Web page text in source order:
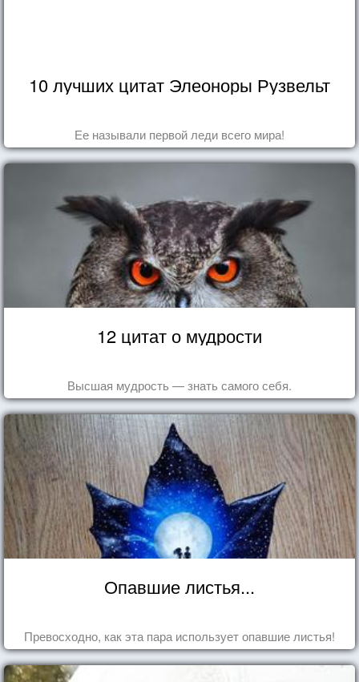
10 лучших цитат Элеоноры Рузвельт
Ее называли первой леди всего мира!
12 цитат о мудрости
Высшая мудрость — знать самого себя.
Опавшие листья...
Превосходно, как эта пара использует опавшие листья!